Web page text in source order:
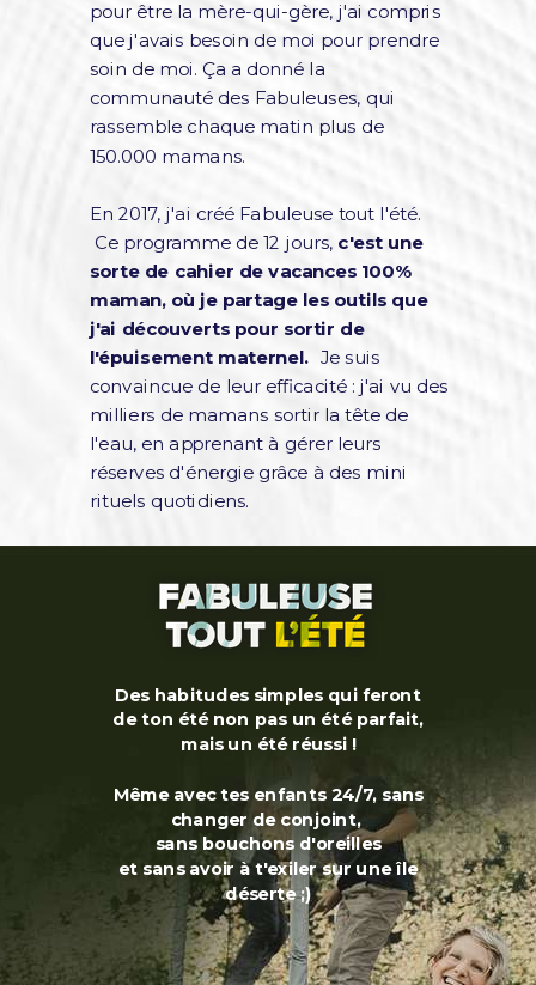
pour être la mère-qui-gère, j'ai compris
que j'avais besoin de moi pour prendre
soin de moi. Ça a donné la
communauté des Fabuleuses, qui
rassemble chaque matin plus de
150.000 mamans.
En 2017, j'ai créé Fabuleuse tout l'été.
Ce programme de 12 jours, c'est une
sorte de cahier de vacances 100%
maman, où je partage les outils que
j'ai découverts pour sortir de
l'épuisement maternel. Je suis
convaincue de leur efficacité : j'ai vu des
milliers de mamans sortir la tête de
l'eau, en apprenant à gérer leurs
réserves d'énergie grâce à des mini
rituels quotidiens.
Des habitudes simples qui feront
de ton été non pas un été parfait,
mais un été réussi !
Même avec tes enfants 24/7, sans
changer de conjoint,
sans bouchons d'oreilles
et sans avoir à t'exiler sur une île
déserte ;)